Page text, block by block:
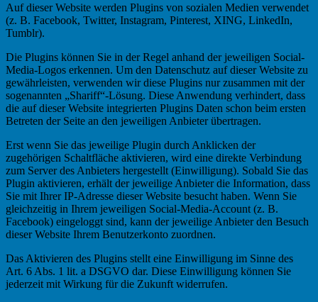
Auf dieser Website werden Plugins von sozialen Medien verwendet
(z. B. Facebook, Twitter, Instagram, Pinterest, XING, LinkedIn,
Tumblr).
Die Plugins können Sie in der Regel anhand der jeweiligen Social-
Media-Logos erkennen. Um den Datenschutz auf dieser Website zu
gewährleisten, verwenden wir diese Plugins nur zusammen mit der
sogenannten „Shariff“-Lösung. Diese Anwendung verhindert, dass
die auf dieser Website integrierten Plugins Daten schon beim ersten
Betreten der Seite an den jeweiligen Anbieter übertragen.
Erst wenn Sie das jeweilige Plugin durch Anklicken der
zugehörigen Schaltfläche aktivieren, wird eine direkte Verbindung
zum Server des Anbieters hergestellt (Einwilligung). Sobald Sie das
Plugin aktivieren, erhält der jeweilige Anbieter die Information, dass
Sie mit Ihrer IP-Adresse dieser Website besucht haben. Wenn Sie
gleichzeitig in Ihrem jeweiligen Social-Media-Account (z. B.
Facebook) eingeloggt sind, kann der jeweilige Anbieter den Besuch
dieser Website Ihrem Benutzerkonto zuordnen.
Das Aktivieren des Plugins stellt eine Einwilligung im Sinne des
Art. 6 Abs. 1 lit. a DSGVO dar. Diese Einwilligung können Sie
jederzeit mit Wirkung für die Zukunft widerrufen.